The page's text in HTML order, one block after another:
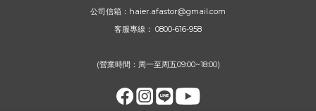
公司信箱：haier.afastor@gmail.com
客服專線： 0800-616-958
(營業時間：周一至周五09:00~18:00)